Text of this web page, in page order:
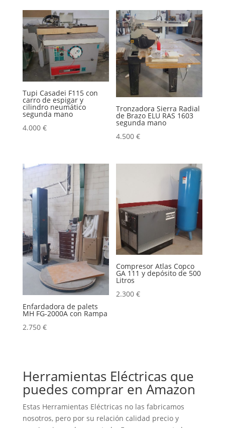
Tupi Casadei F115 con
carro de espigar y
cilindro neumático
segunda mano
4.000 €
Tronzadora Sierra Radial
de Brazo ELU RAS 1603
segunda mano
4.500€
Enfardadora de palets
MH FG-2000A con Rampa
2.750 €
Compresor Atlas Copco
GA 111 y depósito de 500
Litros
2.300€
Herramientas Eléctricas que
puedes comprar en Amazon
Estas Herramientas Eléctricas no las fabricamos
nosotros, pero por su relación calidad precio y